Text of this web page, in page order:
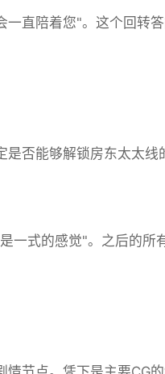
直陪着您"。这个回转答
否能够解锁房东太太线
一式的感觉"。之后的所